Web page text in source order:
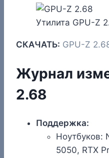
Утилита GPU-Z
СКАЧАТЬ: GPU-Z
Журнал
2.68
Поддержка:
Ноутбуков:
5050, RTX